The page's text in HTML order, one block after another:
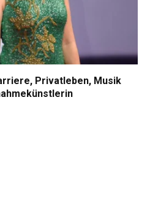
Privatleben, Musik